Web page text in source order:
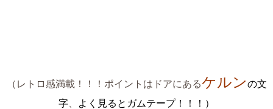
（レトロ感満載！！！ポイントはドアにあるケルンの文
字
よく見るとガムテープ！！！）